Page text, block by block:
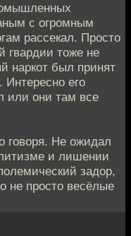
с огромным
рассекал. Просто
гвардии тоже не
наркот был принят
Интересно его
или они там все
говоря. Не ожидал
и лишении
задор,
не просто весёлые